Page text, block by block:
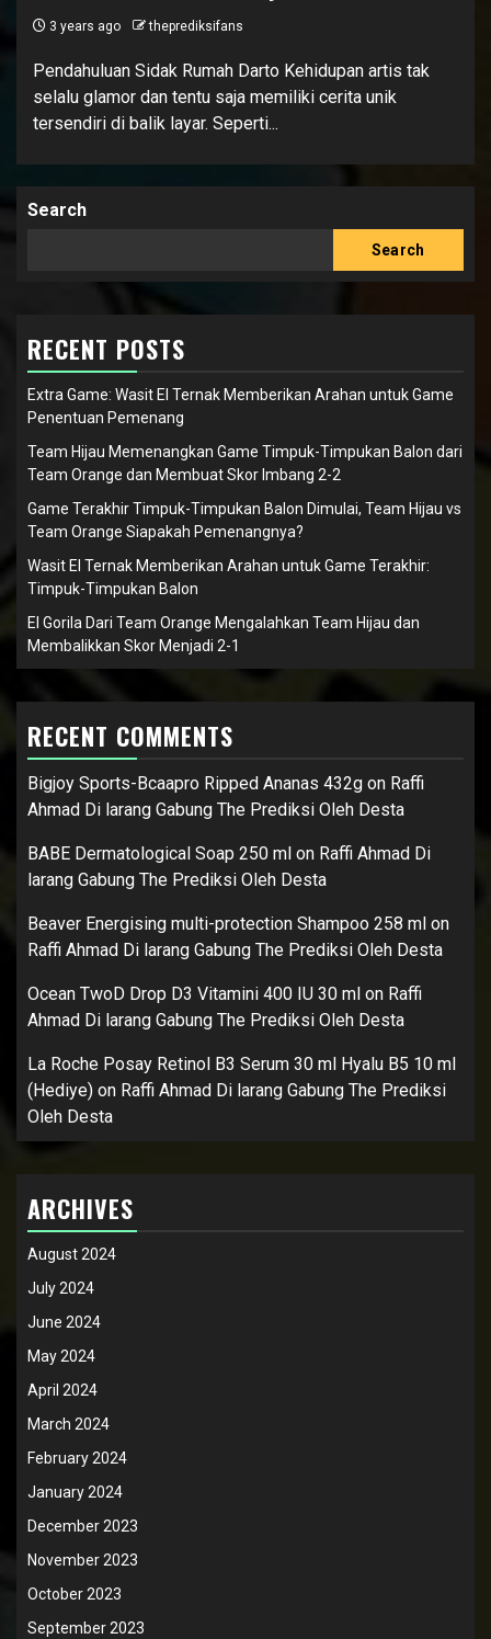
3 years ago theprediksifans
Pendahuluan Sidak Rumah Darto Kehidupan artis tak
selalu glamor dan tentu saja memiliki cerita unik
tersendiri di balik layar. Seperti...
Search
Search
RECENT POSTS
Extra Game: Wasit El Ternak Memberikan Arahan untuk Game
Penentuan Pemenang
Team Hijau Memenangkan Game Timpuk-Timpukan Balon dari
Team Orange dan Membuat Skor Imbang 2-2
Game Terakhir Timpuk-Timpukan Balon Dimulai, Team Hijau vs
Team Orange Siapakah Pemenangnya?
Wasit El Ternak Memberikan Arahan untuk Game Terakhir:
Timpuk-Timpukan Balon
El Gorila Dari Team Orange Mengalahkan Team Hijau dan
Membalikkan Skor Menjadi 2-1
RECENT COMMENTS
Bigjoy Sports-Bcaapro Ripped Ananas 432g on Raffi
Ahmad Di larang Gabung The Prediksi Oleh Desta
BABE Dermatological Soap 250 ml on Raffi Ahmad Di
larang Gabung The Prediksi Oleh Desta
Beaver Energising multi-protection Shampoo 258 ml on
Raffi Ahmad Di larang Gabung The Prediksi Oleh Desta
Ocean TwoD Drop D3 Vitamini 400 IU 30 ml on Raffi
Ahmad Di larang Gabung The Prediksi Oleh Desta
La Roche Posay Retinol B3 Serum 30 ml Hyalu B5 10 ml
(Hediye) on Raffi Ahmad Di larang Gabung The Prediksi
Oleh Desta
ARCHIVES
August 2024
July 2024
June 2024
May 2024
April 2024
March 2024
February 2024
January 2024
December 2023
November 2023
October 2023
September 2023